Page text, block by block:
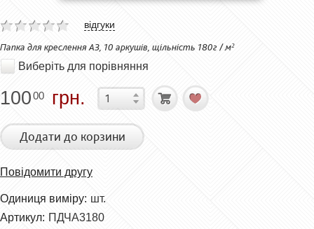
відгуки
Папка для креслення А3, 10 аркушів, щільність 180г / м²
Виберіть для порівняння
10000 грн.
Додати до корзини
Повідомити другу
Одиниця виміру: шт.
Артикул: ПДЧА3180